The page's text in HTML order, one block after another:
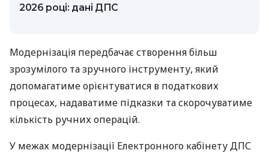
2026 році: дані ДПС
Модернізація передбачає створення більш
зрозумілого та зручного інструменту, який
допомагатиме орієнтуватися в податкових
процесах, надаватиме підказки та скорочуватиме
кількість ручних операцій.
У межах модернізації Електронного кабінету ДПС